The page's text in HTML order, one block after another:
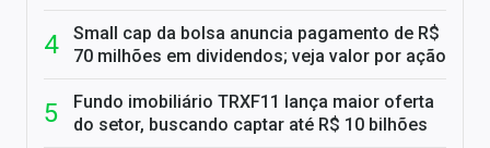
Small cap da bolsa anuncia pagamento de R$
70 milhões em dividendos; veja valor por ação
Fundo imobiliário TRXF11 lança maior oferta
do setor, buscando captar até R$ 10 bilhões